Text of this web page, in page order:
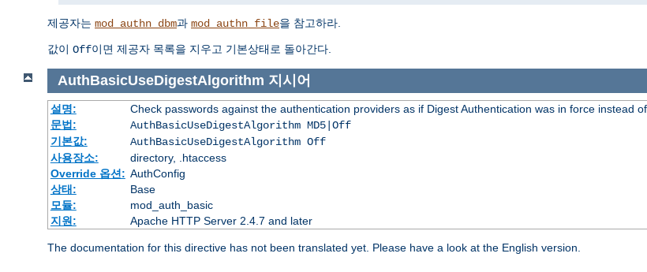
제공자는 mod_authn_dbm과 mod_authn_file을 참고하라.
값이 Off이면 제공자 목록을 지우고 기본상태로 돌아간다.
AuthBasicUseDigestAlgorithm 지시어
설명:
Check passwords against the authentication providers as if Digest Authentication was in force instead of
문법:
AuthBasicUseDigestAlgorithm MD5|Off
기본값:
AuthBasicUseDigestAlgorithm Off
사용장소:
directory, .htaccess
Override 옵션: AuthConfig
상태:
Base
모듈:
mod_auth_basic
지원:
Apache HTTP Server 2.4.7 and later
The documentation for this directive has not been translated yet. Please have a look at the English version.